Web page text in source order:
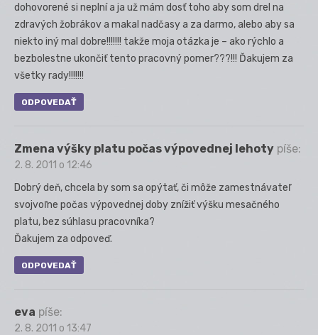
dohovorené si neplní a ja už mám dosť toho aby som drel na
zdravých žobrákov a makal nadčasy a za darmo, alebo aby sa
niekto iný mal dobre!!!!!!! takže moja otázka je – ako rýchlo a
bezbolestne ukončiť tento pracovný pomer???!!! Ďakujem za
všetky rady!!!!!!!
ODPOVEDAŤ
Zmena výšky platu počas výpovednej lehoty píše:
2. 8. 2011 o 12:46
Dobrý deň, chcela by som sa opýtať, či môže zamestnávateľ
svojvoľne počas výpovednej doby znížiť výšku mesačného
platu, bez súhlasu pracovníka?
Ďakujem za odpoveď.
ODPOVEDAŤ
eva píše:
2. 8. 2011 o 13:47